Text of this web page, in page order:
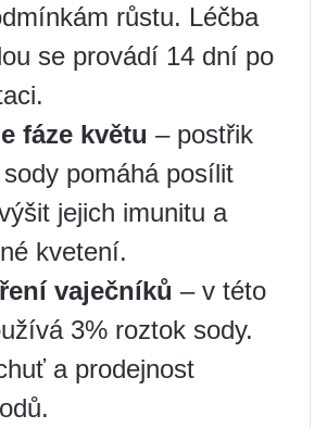
růstu. Léčba
se provádí 14 dní po
fáze květu – postřik
pomáhá posílit
jejich imunitu a
kvetení.
vaječníků – v této
3% roztok sody.
a prodejnost